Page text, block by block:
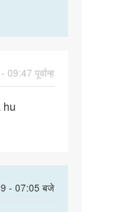
पूर्वान्ह
hu
- 07:05 बजे